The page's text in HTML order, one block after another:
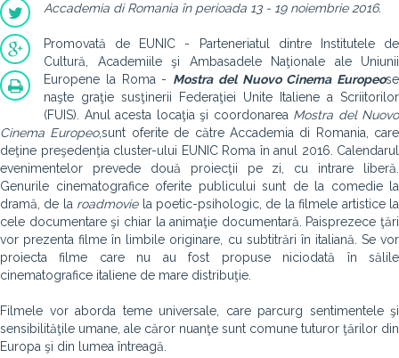
Accademia di Romania în perioada 13 - 19 noiembrie 2016.
Promovată de EUNIC - Parteneriatul dintre Institutele de
Cultură, Academiile şi Ambasadele Naţionale ale Uniunii
Europene la Roma - Mostra del Nuovo Cinema Europeose
naşte graţie susţinerii Federaţiei Unite Italiene a Scriitorilor
(FUIS). Anul acesta locaţia şi coordonarea Mostra del Nuovo
Cinema Europeo,sunt oferite de către Accademia di Romania, care
deţine preşedenţia cluster-ului EUNIC Roma în anul 2016. Calendarul
evenimentelor prevede două proiecţii pe zi, cu intrare liberă.
Genurile cinematografice oferite publicului sunt de la comedie la
dramă, de la roadmoviela poetic-psihologic, de la filmele artistice la
cele documentare şi chiar la animaţie documentară. Paisprezece ţări
vor prezenta filme în limbile originare, cu subtitrări în italiană. Se vor
proiecta filme care nu au fost propuse niciodată în sălile
cinematografice italiene de mare distribuţie.
Filmele vor aborda teme universale, care parcurg sentimentele şi
sensibilităţile umane, ale căror nuanţe sunt comune tuturor ţărilor din
Europa şi din lumea întreagă.